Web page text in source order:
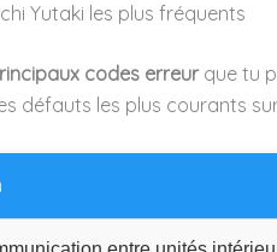
Yutaki les plus fréquents
codes erreurque tu
défauts les plus courants